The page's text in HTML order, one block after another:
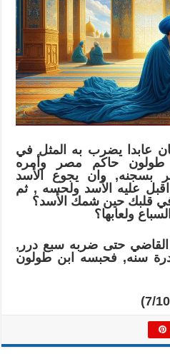
عابدا يضرب به المثل في
حاكم مصر وأمره
بسجنه, وان يجوع الأسد
عليه الأسد ولحسه , ثم
قلبك حين شمك الأسد؟
ولعابها؟
القاضي حتى ضربه سبع درر,
سنه, فحبسه ابن طولون